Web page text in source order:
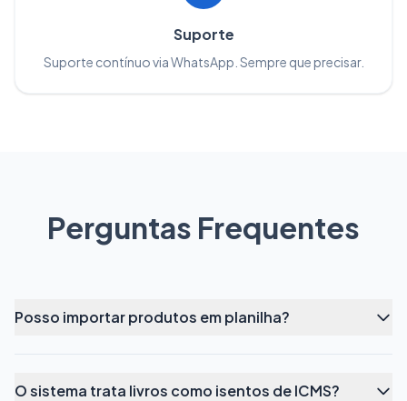
Suporte
Suporte contínuo via WhatsApp. Sempre que precisar.
Perguntas Frequentes
Posso importar produtos em planilha?
O sistema trata livros como isentos de ICMS?